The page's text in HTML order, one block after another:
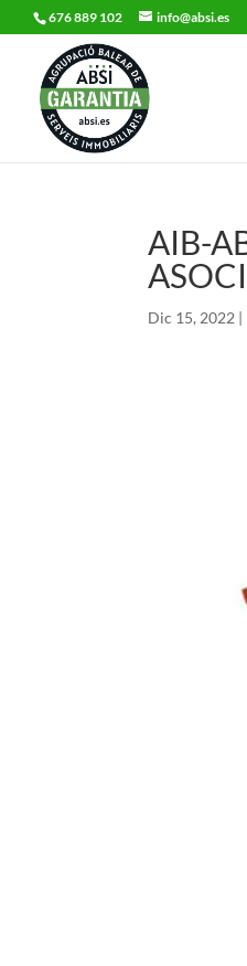
676 889 102 info@absi.es
AIB-
Dic 15, 2022 |